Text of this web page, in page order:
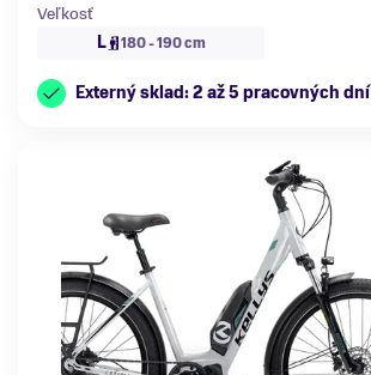
Veľkosť
L
180 - 190 cm
Externý sklad: 2 až 5 pracovných dní